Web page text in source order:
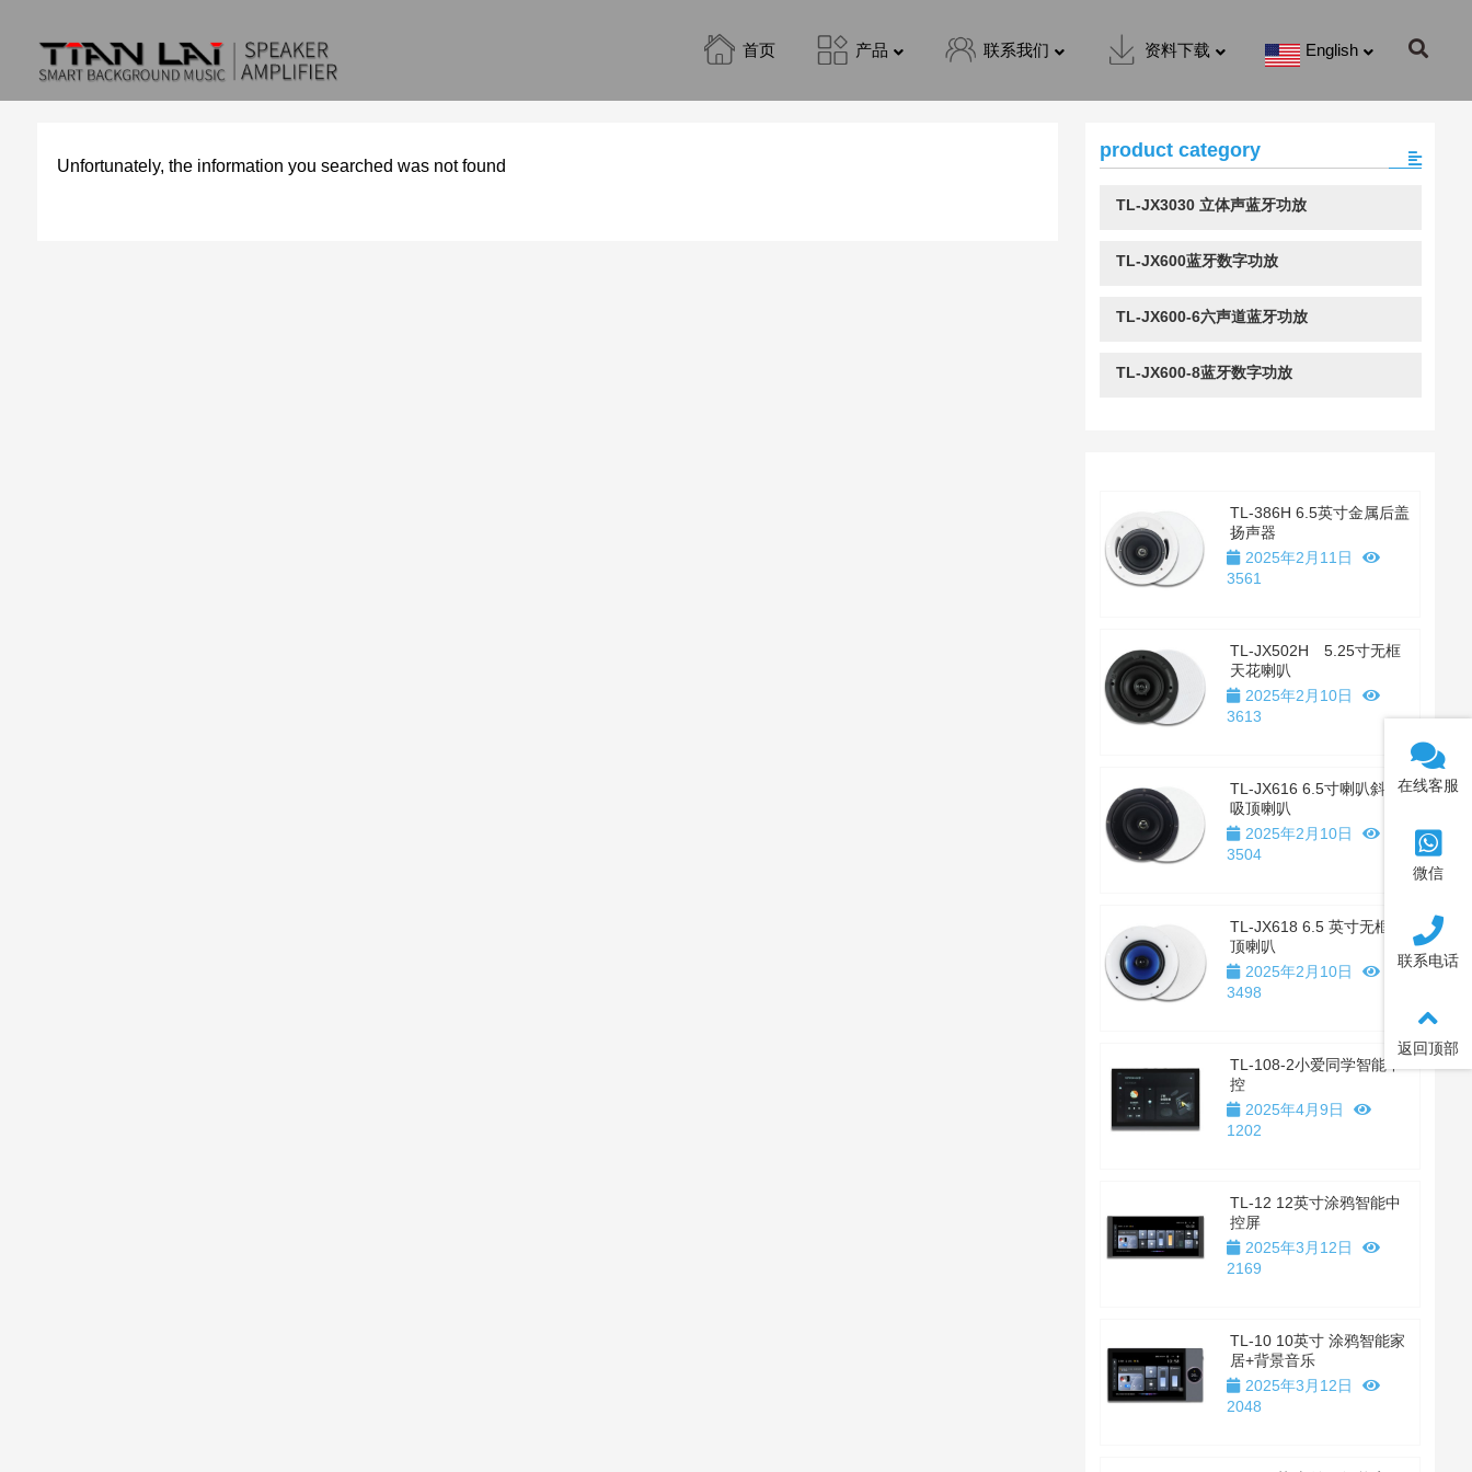
首页 产品 联系我们 资料下载 English
Unfortunately, the information you searched was not found
product category
TL-JX3030 立体声蓝牙功放
TL-JX600蓝牙数字功放
TL-JX600-6六声道蓝牙功放
TL-JX600-8蓝牙数字功放
TL-386H 6.5英寸金属后盖
扬声器
2025年2月11日
3561
TL-JX502H 5.25寸无框
天花喇叭
2025年2月10日
3613
TL-JX616 6.5寸喇叭斜置
吸顶喇叭
2025年2月10日
3504
TL-JX618 6.5 英寸无框吸
顶喇叭
2025年2月10日
3498
TL-108-2小爱同学智能中
控
2025年4月9日
1202
TL-12 12英寸涂鸦智能中
控屏
2025年3月12日
2169
TL-10 10英寸 涂鸦智能家
居+背景音乐
2025年3月12日
2048
在线客服
微信
联系电话
返回顶部